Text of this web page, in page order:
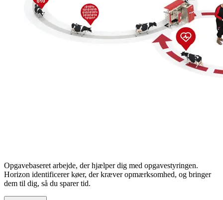
Opgavebaseret arbejde, der hjælper dig med opgavestyringen.
Horizon identificerer køer, der kræver opmærksomhed, og bringer
dem til dig, så du sparer tid.